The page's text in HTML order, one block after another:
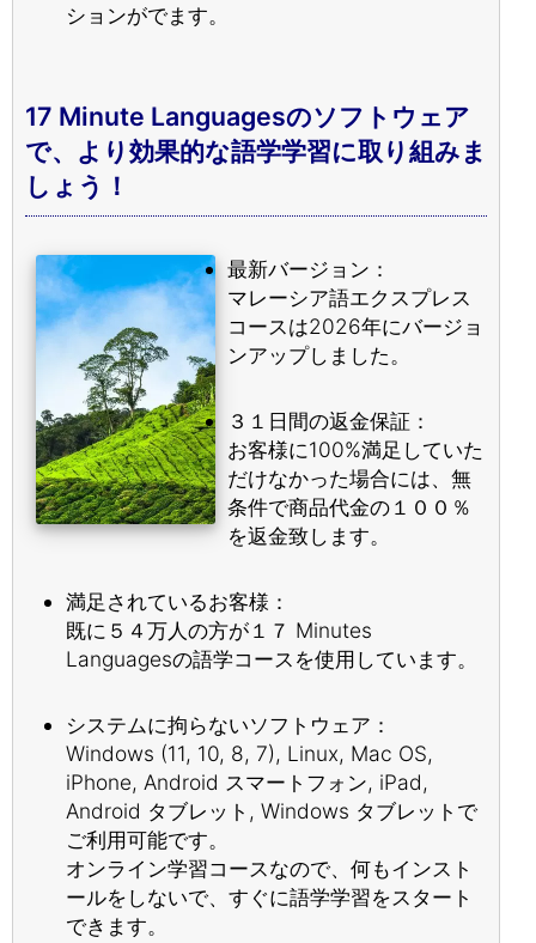
ションがでます。
17 Minute Languagesのソフトウェア
で、より効果的な語学学習に取り組みま
しょう！
最新バージョン：
マレーシア語エクスプレス
コースは2026年にバージョ
ンアップしました。
３１日間の返金保証：
お客様に100%満足していた
だけなかった場合には、無
条件で商品代金の１００％
を返金致します。
満足されているお客様：
既に５４万人の方が１７ Minutes
Languagesの語学コースを使用しています。
システムに拘らないソフトウェア：
Windows (11, 10, 8, 7), Linux, Mac OS,
iPhone, Android スマートフォン, iPad,
Android タブレット, Windows タブレットで
ご利用可能です。
オンライン学習コースなので、何もインスト
ールをしないで、すぐに語学学習をスタート
できます。